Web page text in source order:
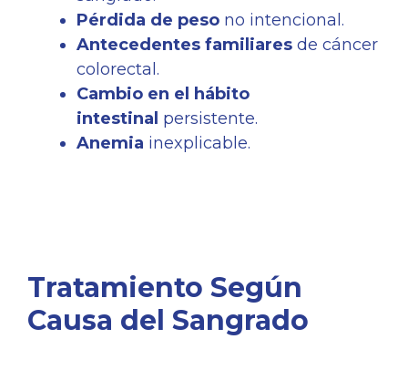
Pérdida de peso no intencional.
Antecedentes familiares de cáncer
colorectal.
Cambio en el hábito
intestinal persistente.
Anemia inexplicable.
Tratamiento Según
Causa del Sangrado